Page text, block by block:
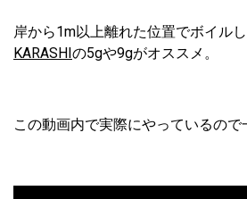
岸から1m以上離れた位置でボイル
KARASHIの5gや9gがオススメ。
この動画内で実際にやっているので